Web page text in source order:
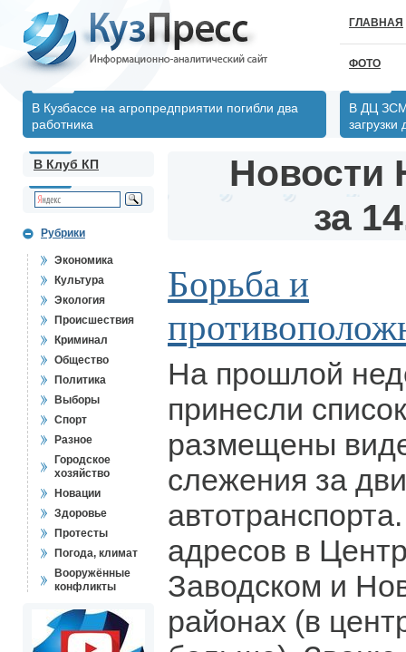
ГЛАВНАЯ
ФОТО
В Кузбассе на агропредприятии погибли два
работника
В ДЦ
В Клуб КП
Рубрики
Экономика
Культура
Экология
Происшествия
Криминал
Общество
Политика
Выборы
Спорт
Разное
Городское
хозяйство
Новации
Здоровье
Протесты
Погода, климат
Вооружённые
конфликты
Новости
за
Борьба и
На прошлой
принесли
размещены
слежения за
адресов в
Заводском и
районах (в